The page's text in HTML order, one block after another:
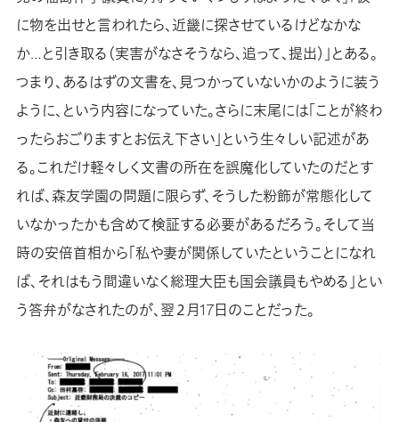
に物を出せと言われたら、近畿に探させているけどなかな
か…と引き取る（実害がなさそうなら、追って、提出）」とある。
つまり、あるはずの文書を、見つかっていないかのように装う
ように、という内容になっていた。さらに末尾には「ことが終わ
ったらおごりますとお伝え下さい」という生々しい記述があ
る。これだけ軽々しく文書の所在を誤魔化していたのだとす
れば、森友学園の問題に限らず、そうした粉飾が常態化して
いなかったかも含めて検証する必要があるだろう。そして当
時の安倍首相から「私や妻が関係していたということになれ
ば、それはもう間違いなく総理大臣も国会議員もやめる」とい
う答弁がなされたのが、翌２月17日のことだった。